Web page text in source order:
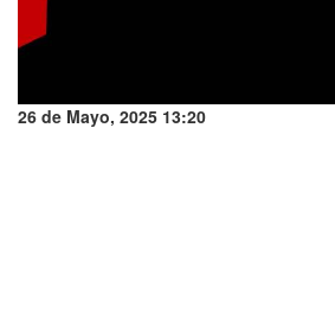
26 de Mayo, 2025 13:20